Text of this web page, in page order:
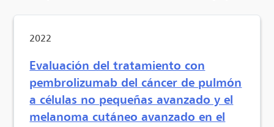
2022
Evaluación del tratamiento con
pembrolizumab del cáncer de pulmón
a células no pequeñas avanzado y el
melanoma cutáneo avanzado en el